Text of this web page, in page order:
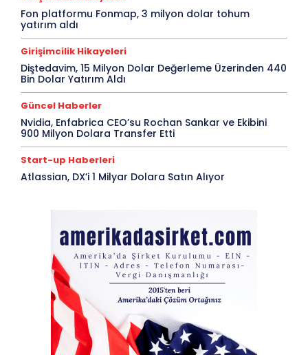
Fon platformu Fonmap, 3 milyon dolar tohum
yatırım aldı
Girişimcilik Hikayeleri
Diştedavim, 15 Milyon Dolar Değerleme Üzerinden 440
Bin Dolar Yatırım Aldı
Güncel Haberler
Nvidia, Enfabrica CEO’su Rochan Sankar ve Ekibini
900 Milyon Dolara Transfer Etti
Start-up Haberleri
Atlassian, DX’i 1 Milyar Dolara Satın Alıyor